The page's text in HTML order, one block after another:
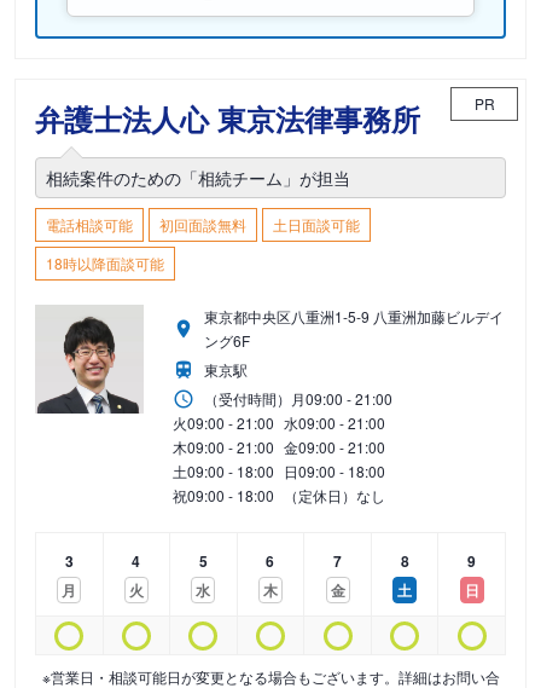
弁護士法人心 東京法律事務所 PR
相続案件のための「相続チーム」が担当
電話相談可能 初回面談無料
土日面談可能
18時以降面談可能
東京都中央区八重洲1-5-9 八重洲加藤ビルデイ
ング6F
東京駅
（受付時間） 月09:00 - 21:00
火09:00 - 21:00 水09:00 - 21:00
木09:00 - 21:00 金09:00 - 21:00
土09:00 - 18:00 日09:00 - 18:00
祝09:00 - 18:00 （定休日）なし
3
月
4
火
5
水
6
木
7
金
8
土
9
日
※営業日・相談可能日が変更となる場合もございます。詳細はお問い合